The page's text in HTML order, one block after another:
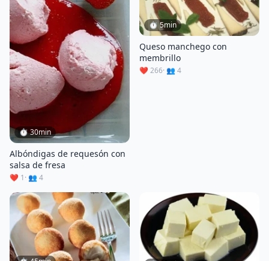
⏱ 30min
Albóndigas de requesón con
salsa de fresa
❤️ 1· 👥 4
⏱ 5min
Queso manchego con
membrillo
❤️ 266· 👥 4